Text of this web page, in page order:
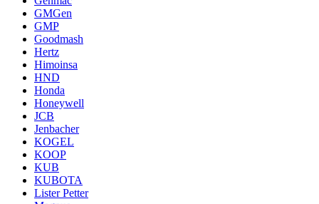
GMGen
GMP
Goodmash
Hertz
Himoinsa
HND
Honda
Honeywell
JCB
Jenbacher
KOGEL
KOOP
KUB
KUBOTA
Lister Petter